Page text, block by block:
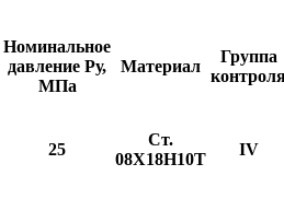
Номинальное
давление Ру,
МПа
Материал
Группа
25
Ст.
08Х18Н10Т
IV